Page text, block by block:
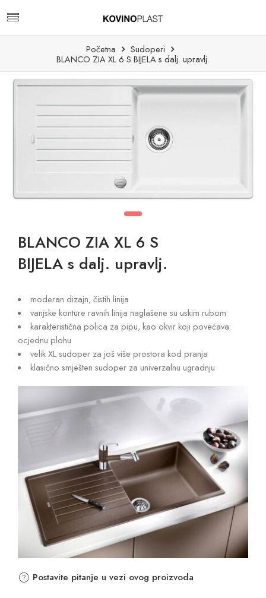
Početna
Sudoperi
BLANCO ZIA XL 6 S BIJELA s dalj. upravlj.
BLANCO ZIA XL 6 S
BIJELA s dalj. upravlj.
moderan dizajn, čistih linija
vanjske konture ravnih linija naglašene su uskim rubom
karakteristična polica za pipu, kao okvir koji povećava
ocjednu plohu
velik XL sudoper za još više prostora kod pranja
klasično smješten sudoper za univerzalnu ugradnju
Postavite pitanje u vezi ovog proizvoda